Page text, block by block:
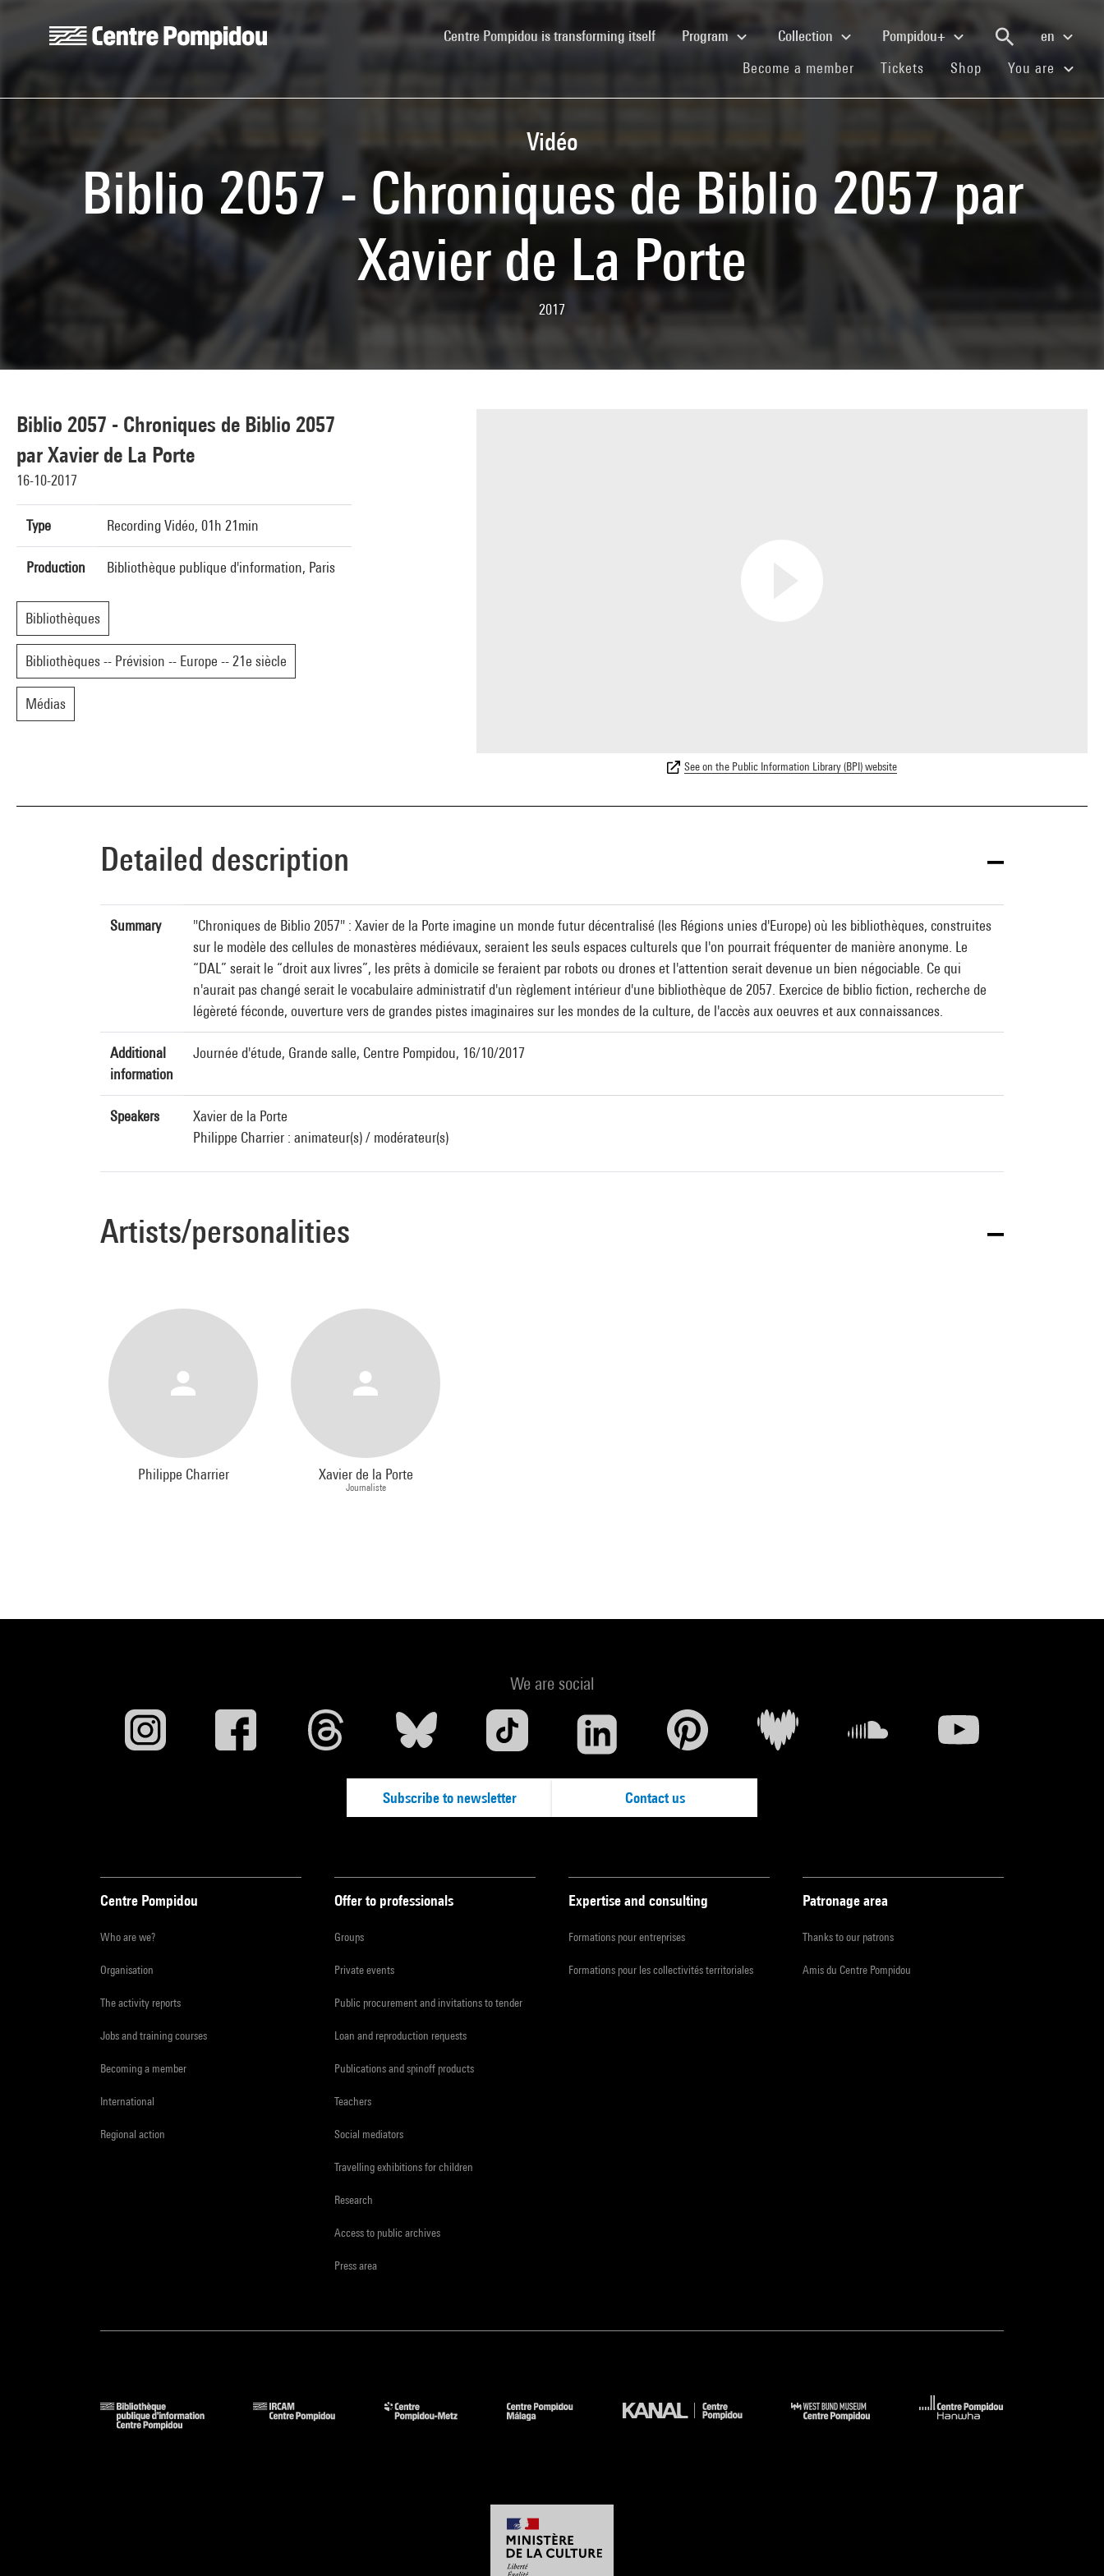
Centre Pompidou is transforming itself(current)Program Collection Pompidou+
en
Become a member (current)
Tickets (current)
Shop (current)You are
Vidéo
Biblio 2057 - Chroniques de Biblio 2057 par
Xavier de La Porte
2017
Biblio 2057 - Chroniques de Biblio 2057
par Xavier de La Porte
16-10-2017
Type Recording Vidéo, 01h 21min
Production Bibliothèque publique d'information, Paris
Bibliothèques
Bibliothèques -- Prévision -- Europe -- 21e siècle
Médias
See on the Public Information Library (BPI) website
Detailed description
Summary
"Chroniques de Biblio 2057" : Xavier de la Porte imagine un monde futur décentralisé (les Régions unies d'Europe) où les bibliothèques, construites
sur le modèle des cellules de monastères médiévaux, seraient les seuls espaces culturels que l'on pourrait fréquenter de manière anonyme. Le
“DAL” serait le “droit aux livres”, les prêts à domicile se feraient par robots ou drones et l'attention serait devenue un bien négociable. Ce qui
n'aurait pas changé serait le vocabulaire administratif d'un règlement intérieur d'une bibliothèque de 2057. Exercice de biblio fiction, recherche de
légèreté féconde, ouverture vers de grandes pistes imaginaires sur les mondes de la culture, de l'accès aux oeuvres et aux connaissances.
Additional
information
Journée d'étude, Grande salle, Centre Pompidou, 16/10/2017
Speakers
Xavier de la Porte
Philippe Charrier : animateur(s) / modérateur(s)
Artists/personalities
Philippe Charrier Xavier de la Porte
Journaliste
We are social
Subscribe to newsletter Contact us
Centre Pompidou
Who are we?
Organisation
The activity reports
Jobs and training courses
Becoming a member
International
Regional action
Offer to professionals
Groups
Private events
Public procurement and invitations to tender
Loan and reproduction requests
Publications and spinoff products
Teachers
Social mediators
Travelling exhibitions for children
Research
Access to public archives
Press area
Expertise and consulting
Formations pour entreprises
Formations pour les collectivités territoriales
Patronage area
Thanks to our patrons
Amis du Centre Pompidou